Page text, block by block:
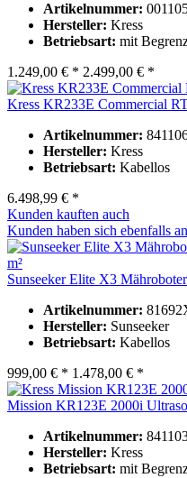
Artikelnummer:
Hersteller: Kress
Betriebsart: mit
1.249,00 € * 2.499,00 € *
Kress KR233E Commercial
Artikelnummer:
Hersteller: Kress
Betriebsart: Kabellos
6.498,99 € *
Kunden kauften auch
Kunden haben sich ebenfalls
Sunseeker Elite X3
Artikelnummer:
Hersteller: Sunseeker
Betriebsart: Kabellos
999,00 € * 1.478,00 € *
Mission KR123E 2000i
Artikelnummer:
Hersteller: Kress
Betriebsart: mit